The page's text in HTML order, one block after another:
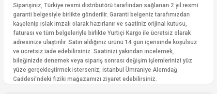
Siparişiniz, Türkiye resmi distribütörü tarafından sağlanan 2 yıl resmi
garanti belgesiyle birlikte gönderilir. Garanti belgeniz tarafımızdan
kaşelenip ıslak imzalı olarak hazırlanır ve saatiniz orijinal kutusu,
faturası ve tüm belgeleriyle birlikte Yurtiçi Kargo ile ücretsiz olarak
adresinize ulaştırılır. Satın aldığınız ürünü 14 gün içerisinde koşulsuz
ve ücretsiz iade edebilirsiniz. Saatinizi yakından incelemek,
bileğinizde denemek veya sipariş sonrası değişim işlemlerinizi yüz
yüze gerçekleştirmek isterseniz; İstanbul Ümraniye Alemdağ
Caddesi’ndeki fiziki mağazamızı ziyaret edebilirsiniz.